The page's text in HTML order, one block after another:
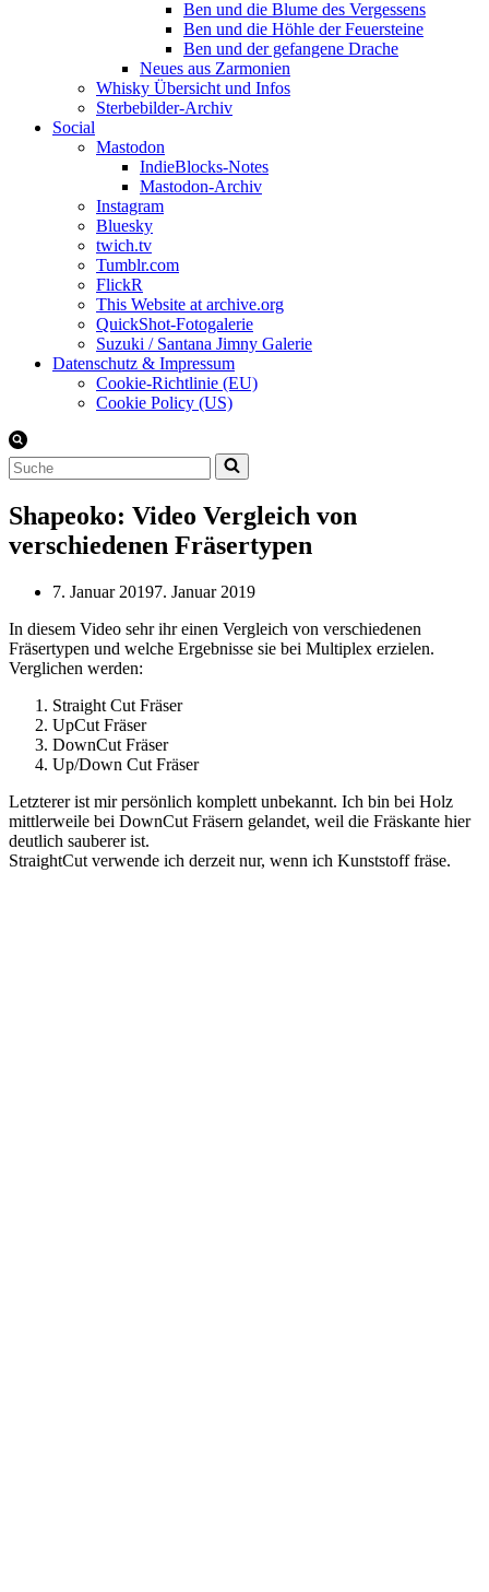
Ben und die Blume des Vergessens
Ben und die Höhle der Feuersteine
Ben und der gefangene Drache
Neues aus Zarmonien
Whisky Übersicht und Infos
Sterbebilder-Archiv
Social
Mastodon
IndieBlocks-Notes
Mastodon-Archiv
Instagram
Bluesky
twich.tv
Tumblr.com
FlickR
This Website at archive.org
QuickShot-Fotogalerie
Suzuki / Santana Jimny Galerie
Datenschutz & Impressum
Cookie-Richtlinie (EU)
Cookie Policy (US)
Suchen
nach …
Shapeoko: Video Vergleich von
verschiedenen Fräsertypen
7. Januar 20197. Januar 2019
In diesem Video sehr ihr einen Vergleich von verschiedenen
Fräsertypen und welche Ergebnisse sie bei Multiplex erzielen.
Verglichen werden:
Straight Cut Fräser
UpCut Fräser
DownCut Fräser
Up/Down Cut Fräser
Letzterer ist mir persönlich komplett unbekannt. Ich bin bei Holz
mittlerweile bei DownCut Fräsern gelandet, weil die Fräskante hier
deutlich sauberer ist.
StraightCut verwende ich derzeit nur, wenn ich Kunststoff fräse.